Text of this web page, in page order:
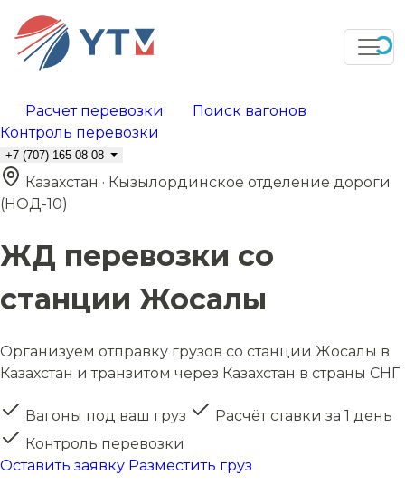
Расчет перевозки
Поиск вагонов
Контроль перевозки
+7 (707) 165 08 08
Казахстан · Кызылординское отделение дороги
(НОД-10)
ЖД перевозки со
станции Жосалы
Организуем отправку грузов со станции Жосалы в
Казахстан и транзитом через Казахстан в страны СНГ
Вагоны под ваш груз
Расчёт ставки за 1 день
Контроль перевозки
Оставить заявку Разместить груз